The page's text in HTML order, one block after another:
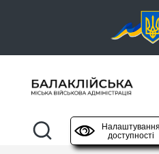
сайт
Налаштування
доступності